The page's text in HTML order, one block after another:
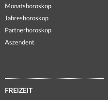
Monatshoroskop
Jahreshoroskop
Partnerhoroskop
Aszendent
FREIZEIT